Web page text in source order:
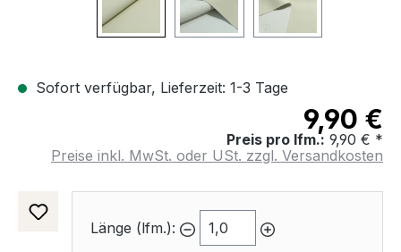
Sofort verfügbar, Lieferzeit: 1-3 Tage
9,90 €
Preis pro lfm.: 9,90 € *
Preise inkl. MwSt. oder USt. zzgl. Versandkosten
Länge (lfm.):